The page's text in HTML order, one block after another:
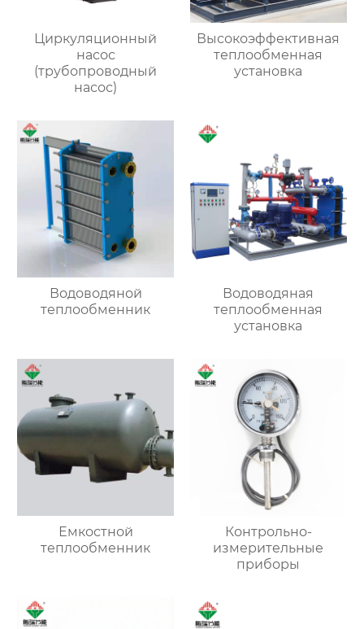
Циркуляционный
насос
(трубопроводный
насос)
Высокоэффективная
теплообменная
установка
Водоводяной
теплообменник
Водоводяная
теплообменная
установка
Емкостной
теплообменник
Контрольно-
измерительные
приборы